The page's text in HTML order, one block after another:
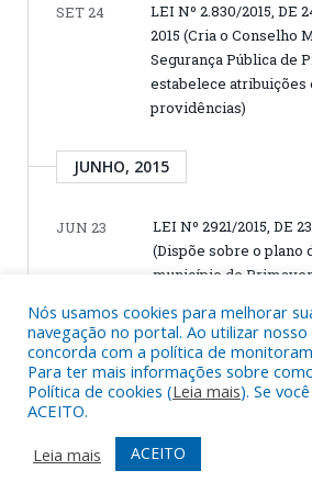
SET 24
LEI Nº 2.830/2015, DE
2015 (Cria o Conselho
Segurança Pública de
estabelece atribuições
providências)
JUNHO, 2015
JUN 23
LEI Nº 2921/2015, DE
(Dispõe sobre o plano
município de
MAIO, 2015
MAIO 16
LEI Nº 2484/2015, DE
Cultura -SEDECULT
Primavera, e dá
Nós usamos cookies para melhorar
navegação no portal. Ao utilizar
concorda com a política de
Para ter mais informações sobre
Política de cookies (Leia mais). Se
ACEITO.
Leia mais
ACEITO